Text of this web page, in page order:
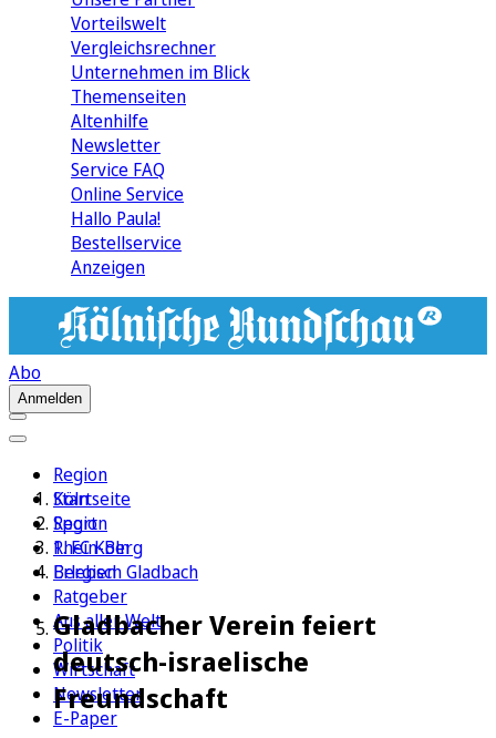
Vorteilswelt
Vergleichsrechner
Unternehmen im Blick
Themenseiten
Altenhilfe
Newsletter
Service FAQ
Online Service
Hallo Paula!
Bestellservice
Anzeigen
Abo
Anmelden
Region
Köln
Sport
1. FC Köln
Erleben
Ratgeber
Aus aller Welt
Politik
Wirtschaft
Newsletter
E-Paper
Startseite
Region
Rhein-Berg
Bergisch Gladbach
Gladbacher Verein feiert
deutsch-israelische
Freundschaft